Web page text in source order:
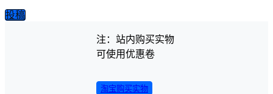
投稿
注：站内购买实物
可使用优惠卷
淘宝购买实物